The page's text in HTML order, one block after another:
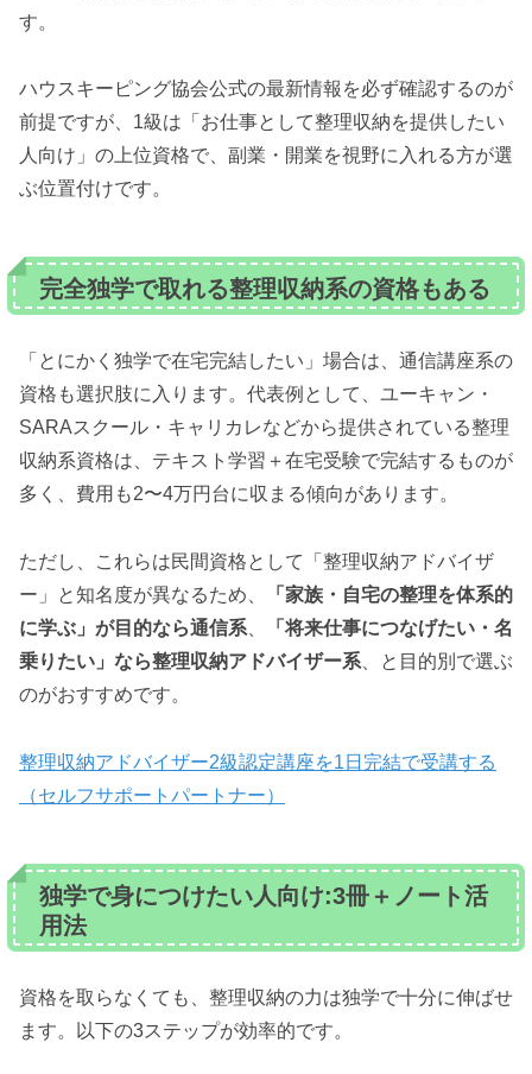
す。
ハウスキーピング協会公式の最新情報を必ず確認するのが
前提ですが、1級は「お仕事として整理収納を提供したい
人向け」の上位資格で、副業・開業を視野に入れる方が選
ぶ位置付けです。
完全独学で取れる整理収納系の資格もある
「とにかく独学で在宅完結したい」場合は、通信講座系の
資格も選択肢に入ります。代表例として、ユーキャン・
SARAスクール・キャリカレなどから提供されている整理
収納系資格は、テキスト学習＋在宅受験で完結するものが
多く、費用も2〜4万円台に収まる傾向があります。
ただし、これらは民間資格として「整理収納アドバイザ
ー」と知名度が異なるため、
「家族・自宅の整理を体系的
に学ぶ」が目的なら通信系
「将来仕事につなげたい・名
乗りたい」なら整理収納アドバイザー系 、と目的別で選ぶ
のがおすすめです。
整理収納アドバイザー2級認定講座を1日完結で受講する
（セルフサポートパートナー）
独学で身につけたい人向け:3冊＋ノート活
用法
資格を取らなくても、整理収納の力は独学で十分に伸ばせ
ます。以下の3ステップが効率的です。